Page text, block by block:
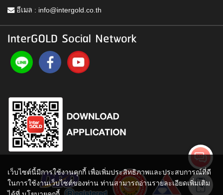
อีเมล : info@intergold.co.th
InterGOLD Social Network
เว็บไซต์นี้มีการใช้งานคุกกี้ เพื่อเพิ่มประสิทธิภาพและประสบการณ์ที่ดี
ในการใช้งานเว็บไซต์ของท่าน ท่านสามารถอ่านรายละเอียดเพิ่มเติม